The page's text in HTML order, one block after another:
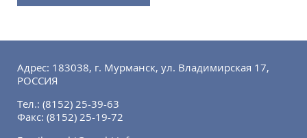
Адрес: 183038, г. Мурманск, ул. Владимирская 17,
РОССИЯ
Тел.: (8152) 25-39-63
Факс: (8152) 25-19-72